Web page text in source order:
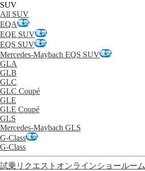
SUV
All SUV
EQA電気
EQE SUV電気
EQS SUV電気
Mercedes-Maybach EQS SUV電気
GLA
GLB
GLC
GLC Coupé
GLE
GLE Coupé
GLS
Mercedes-Maybach GLS
G-Class電気
G-Class
試乗リクエスト オンラインショールーム